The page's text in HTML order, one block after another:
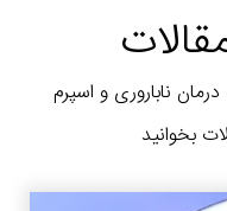
ناباروری و اسپرم
بخوانید